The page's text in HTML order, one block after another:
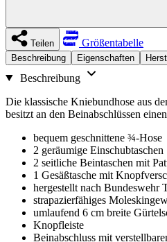
Teilen Größentabelle
Beschreibung Eigenschaften
Beschreibung
Die klassische Kniebundhose aus
besitzt an den Beinabschlüssen
bequem geschnittene ¾-Hose
2 geräumige Einschubtaschen
2 seitliche Beintaschen mit
1 Gesäßtasche mit
hergestellt nach Bundeswehr
strapazierfähiges
umlaufend 6 cm breite
Knopfleiste
Beinabschluss mit